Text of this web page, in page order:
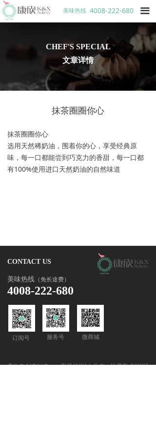
끀
美味热线 4008-222-680
CHEF'S SPECIAL
文章详情
抹茶圈圈你心
选用天然稀奶油，围着你的心，享受经典原
味，每一口都能尝到巧克力的香甜，每一口都
有100%使用进口天然奶油的自然味道
抹茶圈圈你心
CONTACT US
美味热线 （免长途费）
康欣自创立以来，一直践行“以人为本，珍爱客户”的经
4008-222-680
订阅号 服务号 微商城